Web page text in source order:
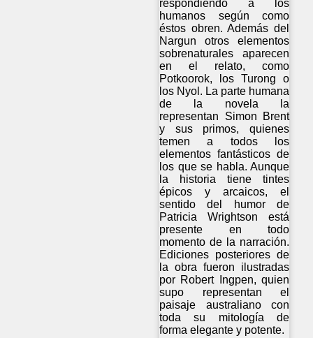
respondiendo a los
humanos según como
éstos obren. Además del
Nargun otros elementos
sobrenaturales aparecen
en el relato, como
Potkoorok, los Turong o
los Nyol. La parte humana
de la novela la
representan Simon Brent
y sus primos, quienes
temen a todos los
elementos fantásticos de
los que se habla. Aunque
la historia tiene tintes
épicos y arcaicos, el
sentido del humor de
Patricia Wrightson está
presente en todo
momento de la narración.
Ediciones posteriores de
la obra fueron ilustradas
por Robert Ingpen, quien
supo representan el
paisaje australiano con
toda su mitología de
forma elegante y potente.